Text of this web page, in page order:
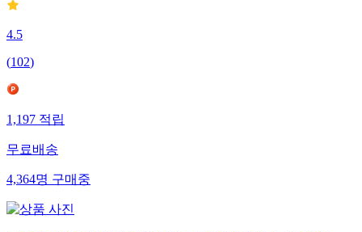
4.5
(102)
1,197적립
무료배송
4,364명구매중